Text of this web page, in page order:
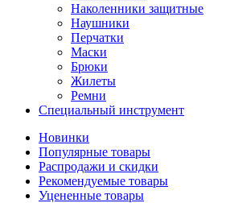
Наколенники защитные
Наушники
Перчатки
Маски
Брюки
Жилеты
Ремни
Специальный инструмент
Новинки
Популярные товары
Распродажи и скидки
Рекомендуемые товары
Уцененные товары